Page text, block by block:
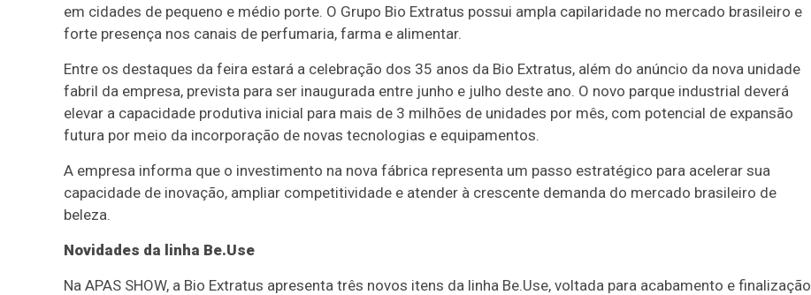
em cidades de pequeno e médio porte. O Grupo Bio Extratus possui ampla capilaridade no mercado brasileiro e
forte presença nos canais de perfumaria, farma e alimentar.
Entre os destaques da feira estará a celebração dos 35 anos da Bio Extratus, além do anúncio da nova unidade
fabril da empresa, prevista para ser inaugurada entre junho e julho deste ano. O novo parque industrial deverá
elevar a capacidade produtiva inicial para mais de 3 milhões de unidades por mês, com potencial de expansão
futura por meio da incorporação de novas tecnologias e equipamentos.
A empresa informa que o investimento na nova fábrica representa um passo estratégico para acelerar sua
capacidade de inovação, ampliar competitividade e atender à crescente demanda do mercado brasileiro de
beleza.
Novidades da linha Be.Use
Na APAS SHOW, a Bio Extratus apresenta três novos itens da linha Be.Use, voltada para acabamento e finalização